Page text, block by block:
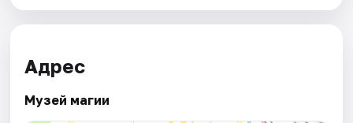
Адрес
Музей магии